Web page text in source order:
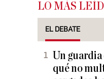
LO MÁS
EL DEBATE
Un
qué no